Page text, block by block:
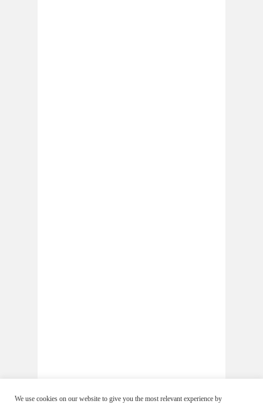
We use cookies on our website to give you the most relevant experience by